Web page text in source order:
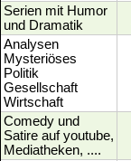
Serien mit Humor
und Dramatik
Analysen
Mysteriöses
Politik
Gesellschaft
Wirtschaft
Comedy und
Satire auf youtube,
Mediatheken, ....